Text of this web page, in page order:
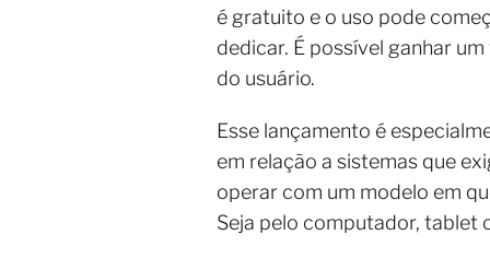
é gratuito e o uso pode
dedicar. É possível ganhar
do usuário.
Esse lançamento é
em relação a sistemas que
operar com um modelo em
Seja pelo computador, tablet